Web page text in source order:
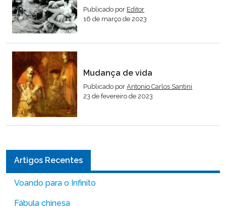
Publicado por Editor
16 de março de 2023
Mudança de vida
Publicado porAntonio Carlos Santini
23 de fevereiro de 2023
Artigos Recentes
Voando para o Infinito
Fábula chinesa